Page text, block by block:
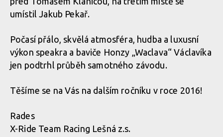
umístil Jakub Pekař.
Počasí přálo, skvělá atmosféra, hudba a luxusní
výkon speakra a baviče Honzy „Waclava“ Václavíka
jen podtrhl průběh samotného závodu.
Těšíme se na Vás na dalším ročníku v roce 2016!
Rades
X-Ride Team Racing Lešná z.s.